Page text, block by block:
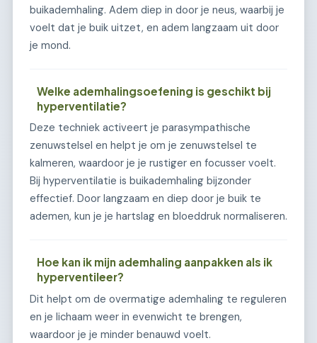
buikademhaling. Adem diep in door je neus, waarbij je
voelt dat je buik uitzet, en adem langzaam uit door
je mond.
Welke ademhalingsoefening is geschikt bij
hyperventilatie?
Deze techniek activeert je parasympathische
zenuwstelsel en helpt je om je zenuwstelsel te
kalmeren, waardoor je je rustiger en focusser voelt.
Bij hyperventilatie is buikademhaling bijzonder
effectief. Door langzaam en diep door je buik te
ademen, kun je je hartslag en bloeddruk normaliseren.
Hoe kan ik mijn ademhaling aanpakken als ik
hyperventileer?
Dit helpt om de overmatige ademhaling te reguleren
en je lichaam weer in evenwicht te brengen,
waardoor je je minder benauwd voelt.